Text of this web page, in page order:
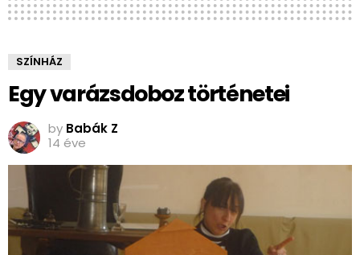
SZÍNHÁZ
Egy varázsdoboz történetei
by Babák Z
14 éve